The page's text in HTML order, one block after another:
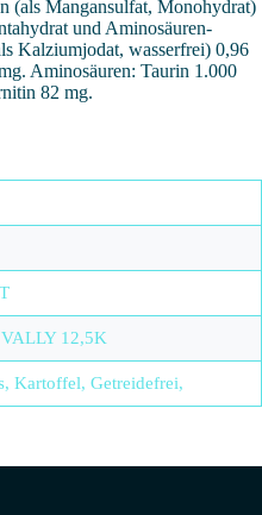
(als Mangansulfat, Monohydrat)
und Aminosäuren-
Kalziumjodat, wasserfrei) 0,96
Aminosäuren: Taurin 1.000
82 mg.
12,5K
Kartoffel, Getreidefrei,